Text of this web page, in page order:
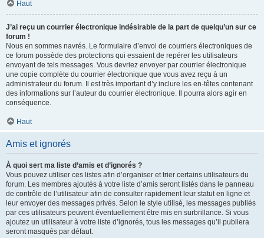
Haut
J’ai reçu un courrier électronique indésirable de la part de quelqu’un sur ce
forum !
Nous en sommes navrés. Le formulaire d’envoi de courriers électroniques de
ce forum possède des protections qui essaient de repérer les utilisateurs
envoyant de tels messages. Vous devriez envoyer par courrier électronique
une copie complète du courrier électronique que vous avez reçu à un
administrateur du forum. Il est très important d’y inclure les en-têtes contenant
des informations sur l’auteur du courrier électronique. Il pourra alors agir en
conséquence.
Haut
Amis et ignorés
À quoi sert ma liste d’amis et d’ignorés ?
Vous pouvez utiliser ces listes afin d’organiser et trier certains utilisateurs du
forum. Les membres ajoutés à votre liste d’amis seront listés dans le panneau
de contrôle de l’utilisateur afin de consulter rapidement leur statut en ligne et
leur envoyer des messages privés. Selon le style utilisé, les messages publiés
par ces utilisateurs peuvent éventuellement être mis en surbrillance. Si vous
ajoutez un utilisateur à votre liste d’ignorés, tous les messages qu’il publiera
seront masqués par défaut.